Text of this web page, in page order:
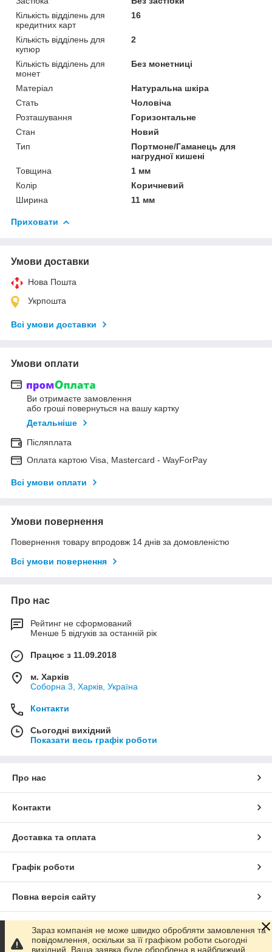
Кількість відділень для
кредитних карт
16
Кількість відділень для
купюр
2
Кількість відділень для
монет
Без монетниці
Матеріал
Натуральна шкіра
Стать
Чоловіча
Розташування
Горизонтальне
Стан
Новий
Тип
Портмоне/Гаманець для
нагрудної кишені
Товщина
1 мм
Колір
Коричневий
Ширина
11 мм
Приховати
Умови доставки
Нова Пошта
Укрпошта
Всі умови доставки
Умови оплати
Ви отримаєте замовлення
або гроші повернуться на вашу картку
Детальніше
Післяплата
Оплата картою Visa, Mastercard - WayForPay
Всі умови оплати
Умови повернення
Повернення товару впродовж 14 днів за домовленістю
Всі умови повернення
Про нас
Рейтинг не сформований
Менше 5 відгуків за останній рік
Працює з 11.09.2018
м. Харків
Соборна 3, Харків, Україна
Контакти
Сьогодні вихідний
Показати весь графік роботи
Про нас
Контакти
Доставка та оплата
Графік роботи
Повна версія сайту
Сайт створено на маркетплейсіProm.ua
Зараз компанія не може швидко обробляти замовлення та
повідомлення, оскільки за її графіком роботи сьогодні
вихідний. Ваша заявка буде оброблена в найближчий